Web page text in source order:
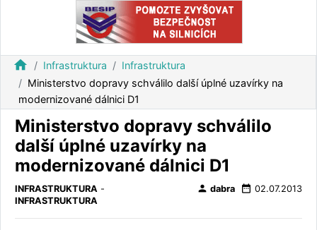
home Infrastruktura
Infrastruktura
Ministerstvo dopravy schválilo další úplné uzavírky na
modernizované dálnici D1
Ministerstvo dopravy schválilo
další úplné uzavírky na
modernizované dálnici D1
INFRASTRUKTURA -
INFRASTRUKTURA
person dabra date_range 02.07.2013